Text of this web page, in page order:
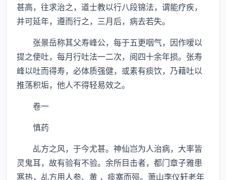
甚高，往求治之，道士教以行八段锦法，谓能疗疾，
并可延年，遵而行之，三月后，病去若失。
张景岳称其父寿峰公，每于五更咽气，因作嗳以
提之使吐，每月行吐法一二次，阅四十余年损。张寿
峰以吐而得寿，必体质强健，或素有痰饮，乃藉吐以
推荡积垢，他人不得轻易效之。
卷一
慎药
乩方之风，于今尤甚。神仙岂为人治病，大率皆
灵鬼耳，故有验有不验。余所目击者，都门章子雅患
寒热，乩方用人参、黄 ，痰塞而殒。萧山李仪轩老年